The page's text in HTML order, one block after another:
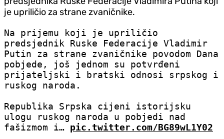
je upriličio za strane zvaničnike.
Na prijemu koji je upriličio
predsjednik Ruske Federacije Vladimir
Putin za strane zvaničnike povodom Dana
pobjede, još jednom su potvrđeni
prijateljski i bratski odnosi srpskog i
ruskog naroda.
Republika Srpska cijeni istorijsku
ulogu ruskog naroda u pobjedi nad
fašizmom i… pic.twitter.com/BG89wL1Y02